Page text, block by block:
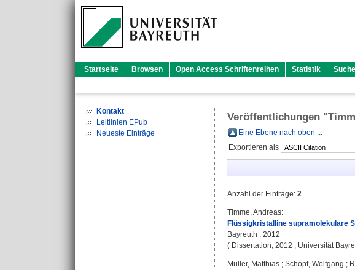
Startseite Browsen Open Access Schriftenreihen Statistik Suche
Kontakt
Leitlinien EPub
Neueste Einträge
Veröffentlichungen "
Eine Ebene nach oben ...
Exportieren als
Anzahl der Einträge: 2.
Timme, Andreas:
Flüssigkristalline supramolekulare
Bayreuth , 2012
( Dissertation, 2012 , Universität
Müller, Matthias ; Schöpf, Wolfgang ;